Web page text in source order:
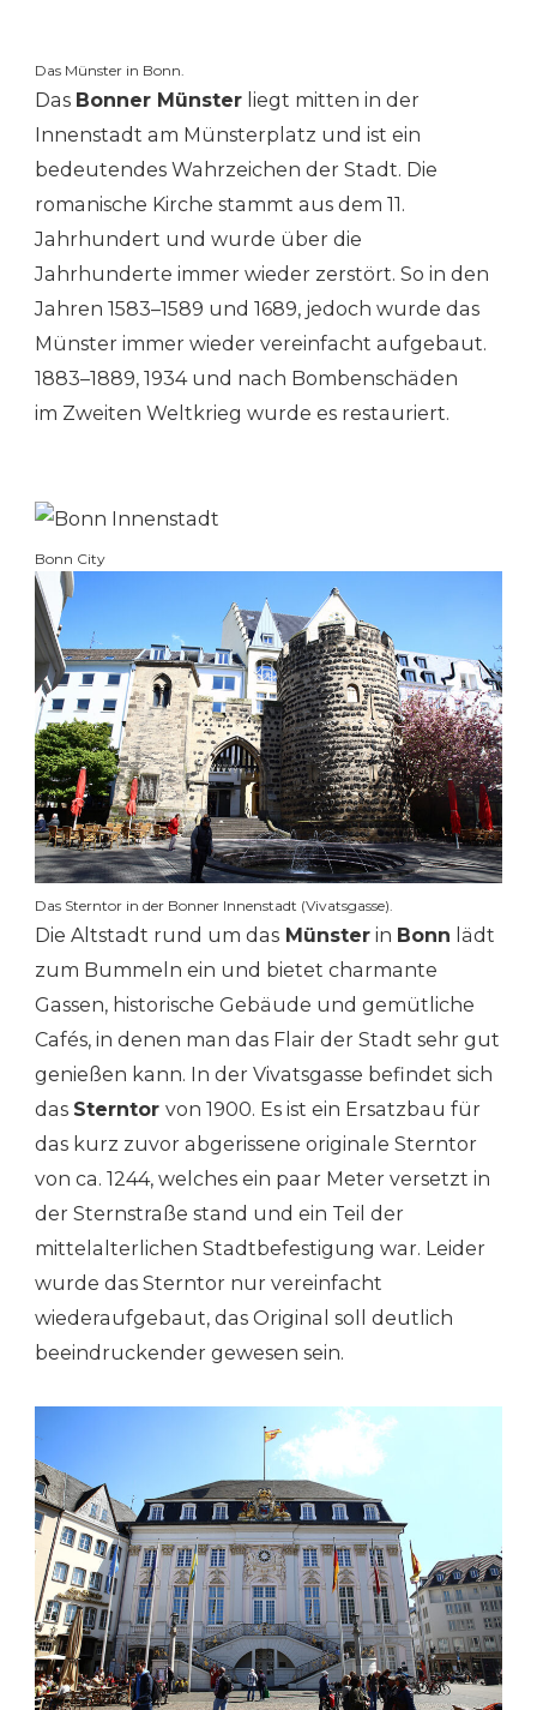
Das Münster in Bonn.
Das Bonner Münster liegt mitten in der
Innenstadt am Münsterplatz und ist ein
bedeutendes Wahrzeichen der Stadt. Die
romanische Kirche stammt aus dem 11.
Jahrhundert und wurde über die
Jahrhunderte immer wieder zerstört. So in den
Jahren 1583–1589 und 1689, jedoch wurde das
Münster immer wieder vereinfacht aufgebaut.
1883–1889, 1934 und nach Bombenschäden
im Zweiten Weltkrieg wurde es restauriert.
Bonn City
Das Sterntor in der Bonner Innenstadt (Vivatsgasse).
Die Altstadt rund um das Münster in Bonn lädt
zum Bummeln ein und bietet charmante
Gassen, historische Gebäude und gemütliche
Cafés, in denen man das Flair der Stadt sehr gut
genießen kann. In der Vivatsgasse befindet sich
das Sterntor von 1900. Es ist ein Ersatzbau für
das kurz zuvor abgerissene originale Sterntor
von ca. 1244, welches ein paar Meter versetzt in
der Sternstraße stand und ein Teil der
mittelalterlichen Stadtbefestigung war. Leider
wurde das Sterntor nur vereinfacht
wiederaufgebaut, das Original soll deutlich
beeindruckender gewesen sein.